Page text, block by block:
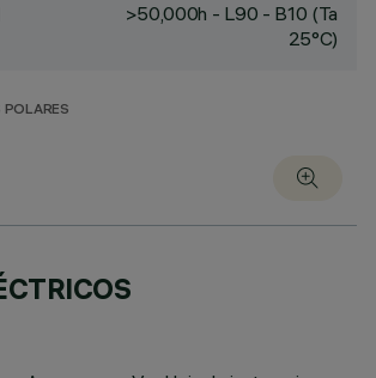
>50,000h - L90 - B10 (Ta
25°C)
POLARES